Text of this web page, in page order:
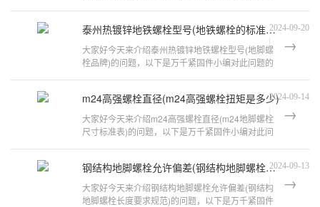
泰州热镀锌地铁螺栓型号(地铁螺栓的标准编号)
2024-09-20
大家好今天来介绍泰州热镀锌地铁螺栓型号(地脚螺
栓品牌)的问题，以下是万千紧固件小编对此问题的
m24高强螺栓直径(m24高强螺栓扭矩是多少)2024-09-14
大家好今天来介绍m24高强螺栓直径(m24地脚螺栓
尺寸标准表)的问题，以下是万千紧固件小编对此问
钢结构地脚螺栓允许偏差(钢结构地脚螺栓检测代表数量)
2024-09-13
大家好今天来介绍钢结构地脚螺栓允许偏差(钢结构
地脚螺栓长度要求规范)的问题，以下是万千紧固件